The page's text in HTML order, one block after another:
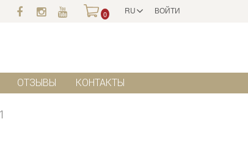
ВОЙТИ
RU
0
ОТЗЫВЫ КОНТАКТЫ